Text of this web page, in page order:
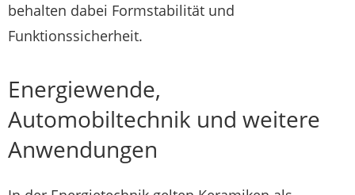
behalten dabei Formstabilität und
Funktionssicherheit.
Energiewende,
Automobiltechnik und weitere
Anwendungen